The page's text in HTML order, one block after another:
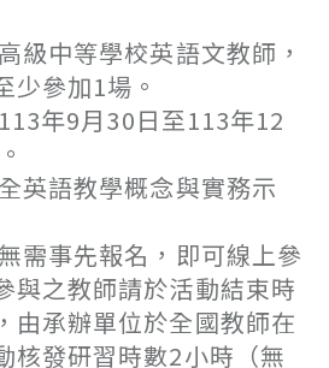
級中等學校英語文教師，
少參加1場。
年9月30日至113年12
英語教學概念與實務示
需事先報名，即可線上參
與之教師請於活動結束時
由承辦單位於全國教師在
核發研習時數2小時（無